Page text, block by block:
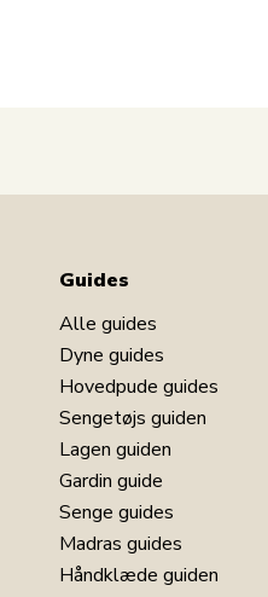
Har du spørgsmål til
Guides
Alle guides
Dyne guides
Hovedpude guides
Sengetøjs guiden
Lagen guiden
Gardin guide
Senge guides
Madras guides
Håndklæde guiden